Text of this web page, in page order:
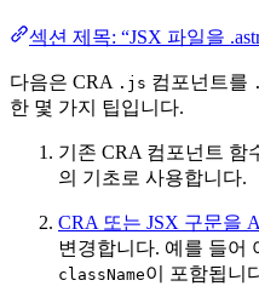
섹션 제목: “JSX 파일을
다음은 CRA .js 컴포넌트를
한 몇 가지 팁입니다.
기존 CRA 컴포넌트 함
의 기초로 사용합니다.
CRA 또는 JSX 구문을
변경합니다. 예를 들어
className이 포함됩니